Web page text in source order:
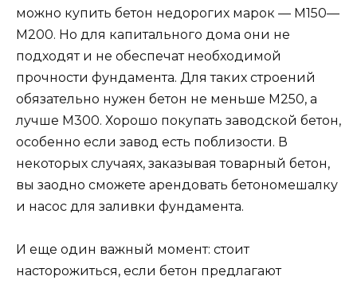
можно купить бетон недорогих марок — М150—
М200. Но для капитального дома они не
подходят и не обеспечат необходимой
прочности фундамента. Для таких строений
обязательно нужен бетон не меньше М250, а
лучше М300. Хорошо покупать заводской бетон,
особенно если завод есть поблизости. В
некоторых случаях, заказывая товарный бетон,
вы заодно сможете арендовать бетономешалку
и насос для заливки фундамента.
И еще один важный момент: стоит
насторожиться, если бетон предлагают